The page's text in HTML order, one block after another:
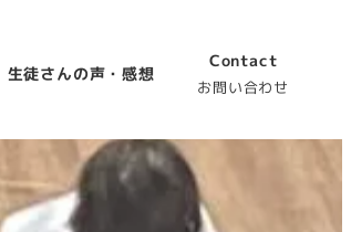
生徒さんの声・感想
Contact
お問い合わせ